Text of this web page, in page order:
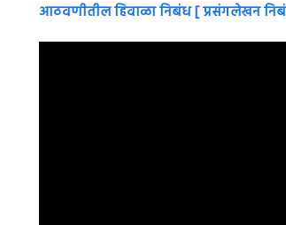
आठवणीतील हिवाळा निबंध [ प्रसंगलेखन